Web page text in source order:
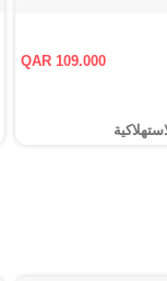
QAR 109.000